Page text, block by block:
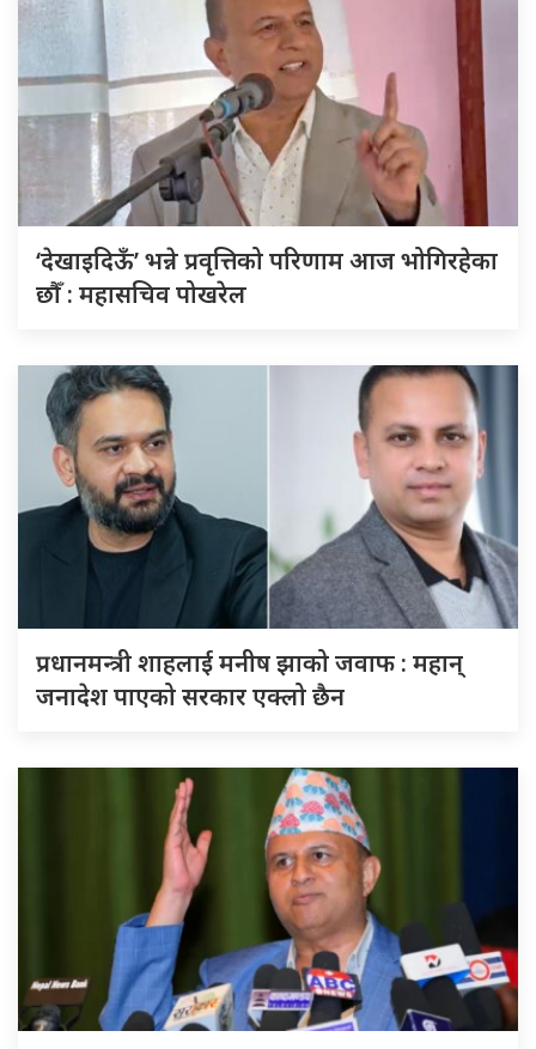
‘देखाइदिऊँ’ भन्ने प्रवृत्तिको परिणाम आज भोगिरहेका
छौँ : महासचिव पोखरेल
प्रधानमन्त्री शाहलाई मनीष झाको जवाफ : महान्
जनादेश पाएको सरकार एक्लो छैन